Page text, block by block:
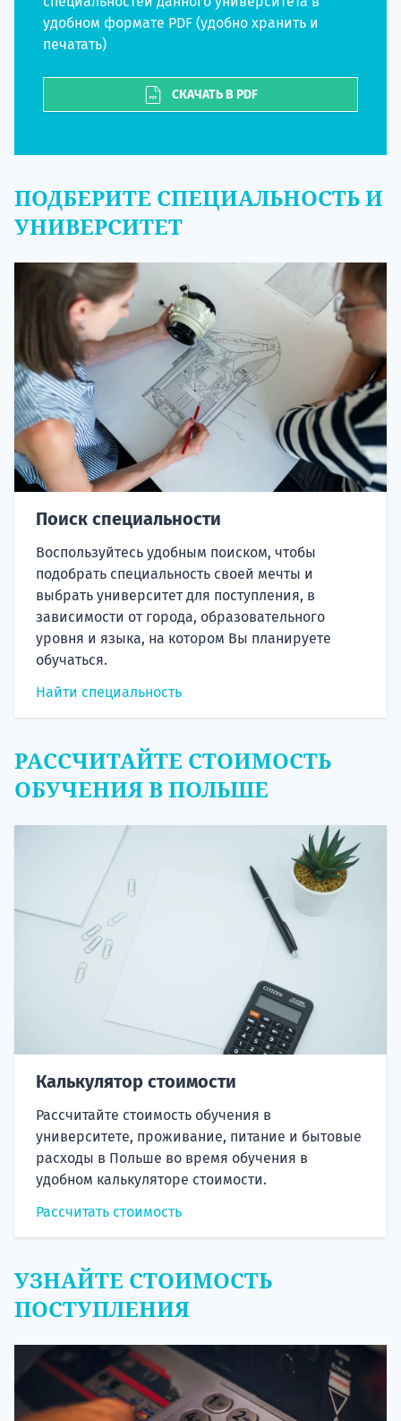
удобном формате PDF (удобно хранить и
печатать)
СКАЧАТЬ В PDF
ПОДБЕРИТЕ СПЕЦИАЛЬНОСТЬ И
УНИВЕРСИТЕТ
Поиск специальности
Воспользуйтесь удобным поиском, чтобы
подобрать специальность своей мечты и
выбрать университет для поступления, в
зависимости от города, образовательного
уровня и языка, на котором Вы планируете
обучаться.
Найти специальность
РАССЧИТАЙТЕ СТОИМОСТЬ
ОБУЧЕНИЯ В ПОЛЬШЕ
Калькулятор стоимости
Рассчитайте стоимость обучения в
университете, проживание, питание и бытовые
расходы в Польше во время обучения в
удобном калькуляторе стоимости.
Рассчитать стоимость
УЗНАЙТЕ СТОИМОСТЬ
ПОСТУПЛЕНИЯ